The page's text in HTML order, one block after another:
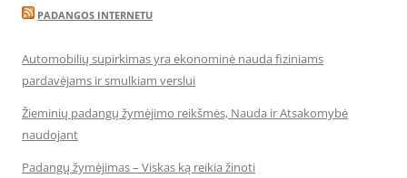
PADANGOS INTERNETU
Automobilių supirkimas yra ekonominė nauda fiziniams
pardavėjams ir smulkiam verslui
Žieminių padangų žymėjimo reikšmės, Nauda ir Atsakomybė
naudojant
Padangų žymėjimas – Viskas ką reikia žinoti